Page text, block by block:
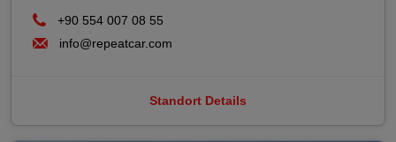
+90 554 007 08 55
info@repeatcar.com
Standort Details